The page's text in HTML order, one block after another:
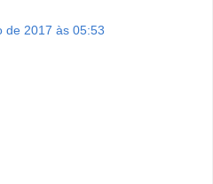
de 2017 às 05:53